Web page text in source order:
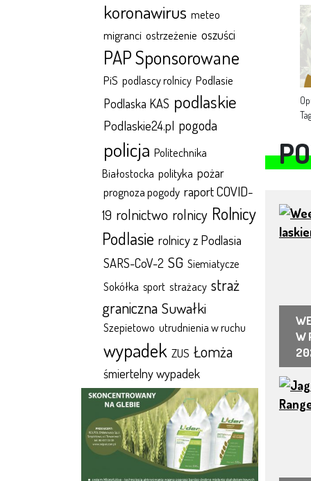
koronawirus meteo
migranci ostrzeżenie oszuści
PAP Sponsorowane
PiS podlascy rolnicy Podlasie
Podlaska KAS podlaskie
Podlaskie24.pl pogoda
policja Politechnika
Białostocka polityka pożar
prognoza pogody raport COVID-
19 rolnictwo rolnicy Rolnicy
Podlasie rolnicy z Podlasia
SARS-CoV-2 SG Siemiatycze
Sokółka sport strażacy straż
graniczna Suwałki
Szepietowo utrudnienia w ruchu
wypadek ZUS Łomża
śmiertelny wypadek
W